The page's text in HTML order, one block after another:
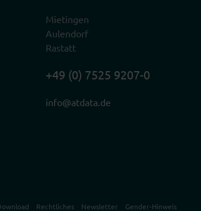
Mietingen
Aulendorf
Rastatt
+49 (0) 7525 9207-0
info@atdata.de
Rechtliches Newsletter Gender-Hinweis